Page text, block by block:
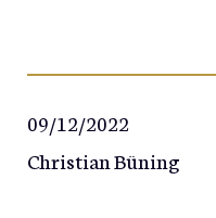
09/12/2022
Christian Büning